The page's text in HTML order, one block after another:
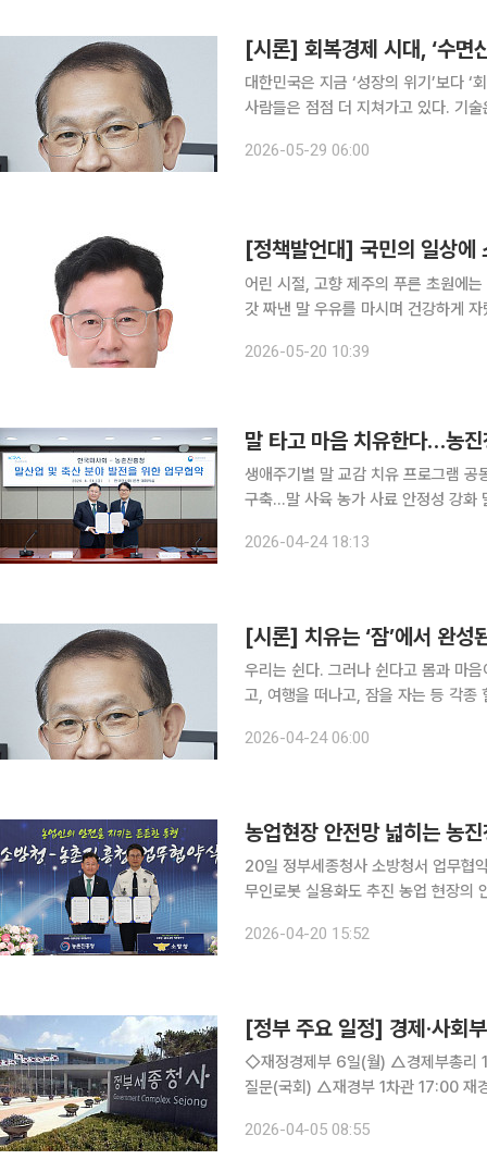
[시론] 회복경제 시대, ‘수면
대한민국은 지금 ‘성장의 위기’보다
사람들은 점점 더 지쳐가고 있다. 기
력의 복원’이다. 특히 수면 문
2026-05-29 06:00
[정책발언대] 국민의 일상
어린 시절, 고향 제주의 푸른 초원에
갓 짜낸 말 우유를 마시며 건강하게
2026-05-20 10:39
말 타고 마음 치유한다…농진
생애주기별 말 교감 치유 프로그램 공
구축…말 사육 농가 사료 안정성 강화 말을 활용한 치유농업과 승용마 산업, 국산 조사료 보급을 함
유 서비스 수요가 커지는 가운데, 양
2026-04-24 18:13
[시론] 치유는 ‘잠’에서 완성
우리는 쉰다. 그러나 쉰다고 몸과 마
고, 여행을 떠나고, 잠을 자는 등 각종
유는 활동으로 끝나지 않는다. 치유는
2026-04-24 06:00
20일 정부세종청사 소방청서 업무협
무인로봇 실용화도 추진 농업 현장의 안전사고를 줄이기 위해 농촌진흥청과 소방청이 손을 잡았다.
마련, 소방공무원 대상 치유농업 프로
2026-04-20 15:52
[정부 주요 일정] 경제·사
◇재정경제부 6일(월) △경제부총리 10:00 국무회의 겸 비상경제점검회의(청와대), 14:00 대정부
질문(국회) △재경부 1차관 17:00 재
△2025회계연도 국가결산 결과 △아
2026-04-05 08:55